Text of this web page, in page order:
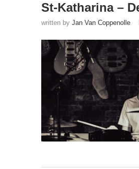
St-Katharina –
written by Jan Van Coppenolle